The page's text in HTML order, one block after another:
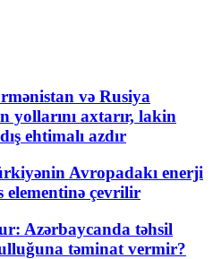
və Rusiya
yollarını axtarır, lakin
ehtimalı azdır
Avropadakı enerji
elementinə çevrilir
Azərbaycanda təhsil
təminat vermir?